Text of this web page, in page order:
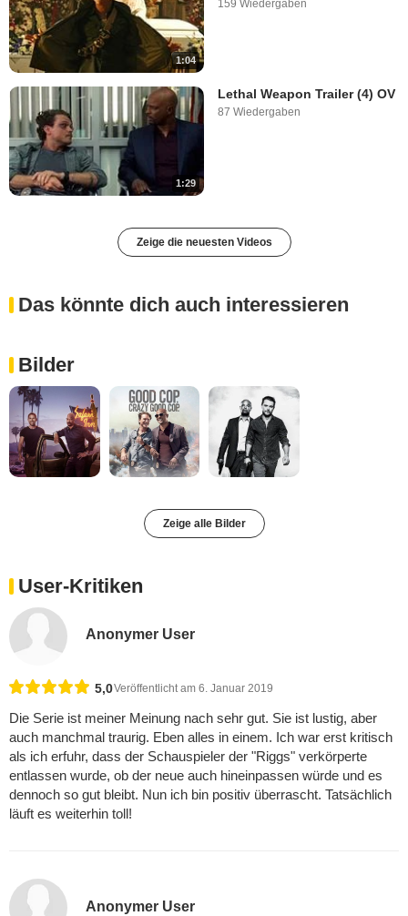
1:04
159 Wiedergaben
1:29
Lethal Weapon Trailer (4) OV
87 Wiedergaben
Zeige die neuesten Videos
Das könnte dich auch interessieren
Bilder
Zeige alle Bilder
User-Kritiken
Anonymer User
5,0Veröffentlicht am 6. Januar 2019
Die Serie ist meiner Meinung nach sehr gut. Sie ist lustig, aber
auch manchmal traurig. Eben alles in einem. Ich war erst kritisch
als ich erfuhr, dass der Schauspieler der "Riggs" verkörperte
entlassen wurde, ob der neue auch hineinpassen würde und es
dennoch so gut bleibt. Nun ich bin positiv überrascht. Tatsächlich
läuft es weiterhin toll!
Anonymer User